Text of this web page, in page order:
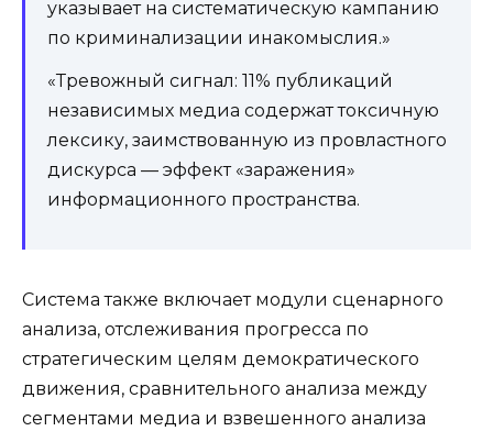
указывает на систематическую кампанию
по криминализации инакомыслия.»
«Тревожный сигнал: 11% публикаций
независимых медиа содержат токсичную
лексику, заимствованную из провластного
дискурса — эффект «заражения»
информационного пространства.
Система также включает модули сценарного
анализа, отслеживания прогресса по
стратегическим целям демократического
движения, сравнительного анализа между
сегментами медиа и взвешенного анализа